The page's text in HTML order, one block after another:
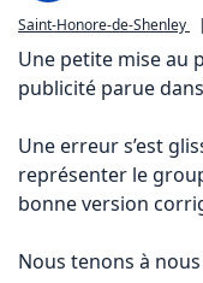
Saint-Honore-de-Shenley |
Une petite mise au
publicité parue
Une erreur s’est
représenter le
bonne version
Nous tenons à